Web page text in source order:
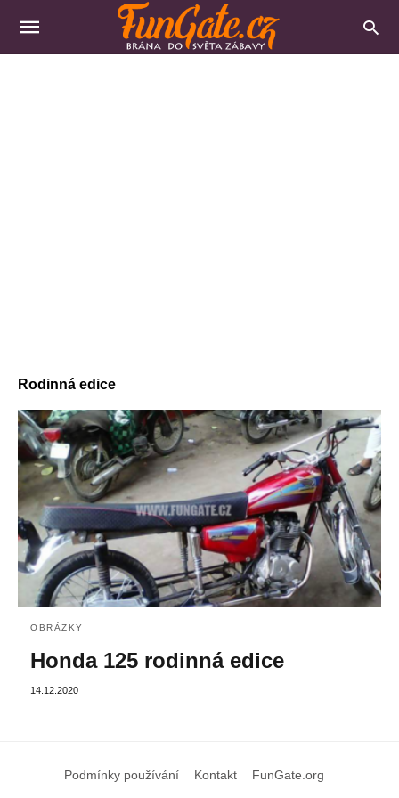
Rodinná edice
OBRÁZKY
Honda 125 rodinná edice
14.12.2020
Podmínky používání Kontakt FunGate.org